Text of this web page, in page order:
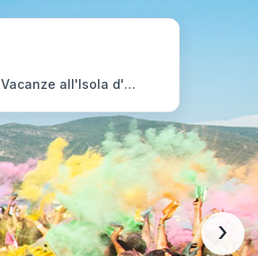
Vacanze all'Isola d'Elba
›